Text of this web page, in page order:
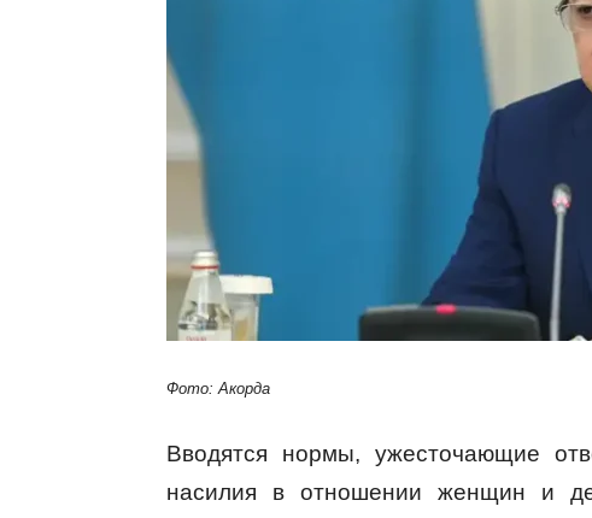
Фото: Акорда
Вводятся нормы, ужесточающие
насилия в отношении женщин и